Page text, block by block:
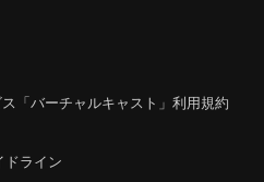
「バーチャルキャスト」利用規約
ドライン